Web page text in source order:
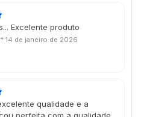
Excelente produto
14 de janeiro de 2026
qualidade e a